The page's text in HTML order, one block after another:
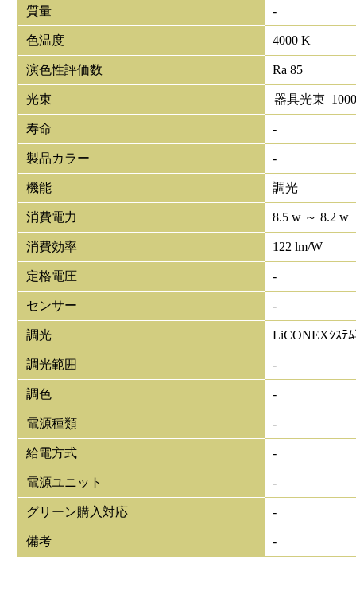
質量 -
色温度 4000 K
演色性評価数 Ra 85
光束 器具光束
寿命 -
製品カラー -
機能 調光
消費電力 8.5 w ～ 8.2 w
消費効率 122 lm/W
定格電圧 -
センサー -
調光 LiCONEXｼｽﾃ
調光範囲 -
調色 -
電源種類 -
給電方式 -
電源ユニット -
グリーン購入対応 -
備考 -